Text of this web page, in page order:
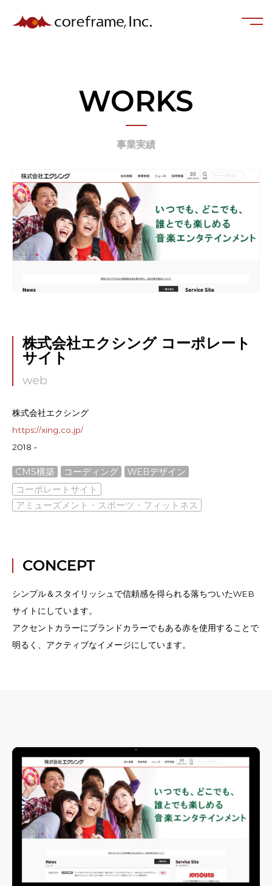
WORKS
事業実績
株式会社エクシング コーポレート
サイト
web
株式会社エクシング
https://xing.co.jp/
2018 -
CMS構築 コーディング
WEBデザイン
コーポレートサイト
アミューズメント・スポーツ・フィットネス
CONCEPT
シンプル＆スタイリッシュで信頼感を得られる落ちついたWEB
サイトにしています。
アクセントカラーにブランドカラーでもある赤を使用することで
明るく、アクティブなイメージにしています。